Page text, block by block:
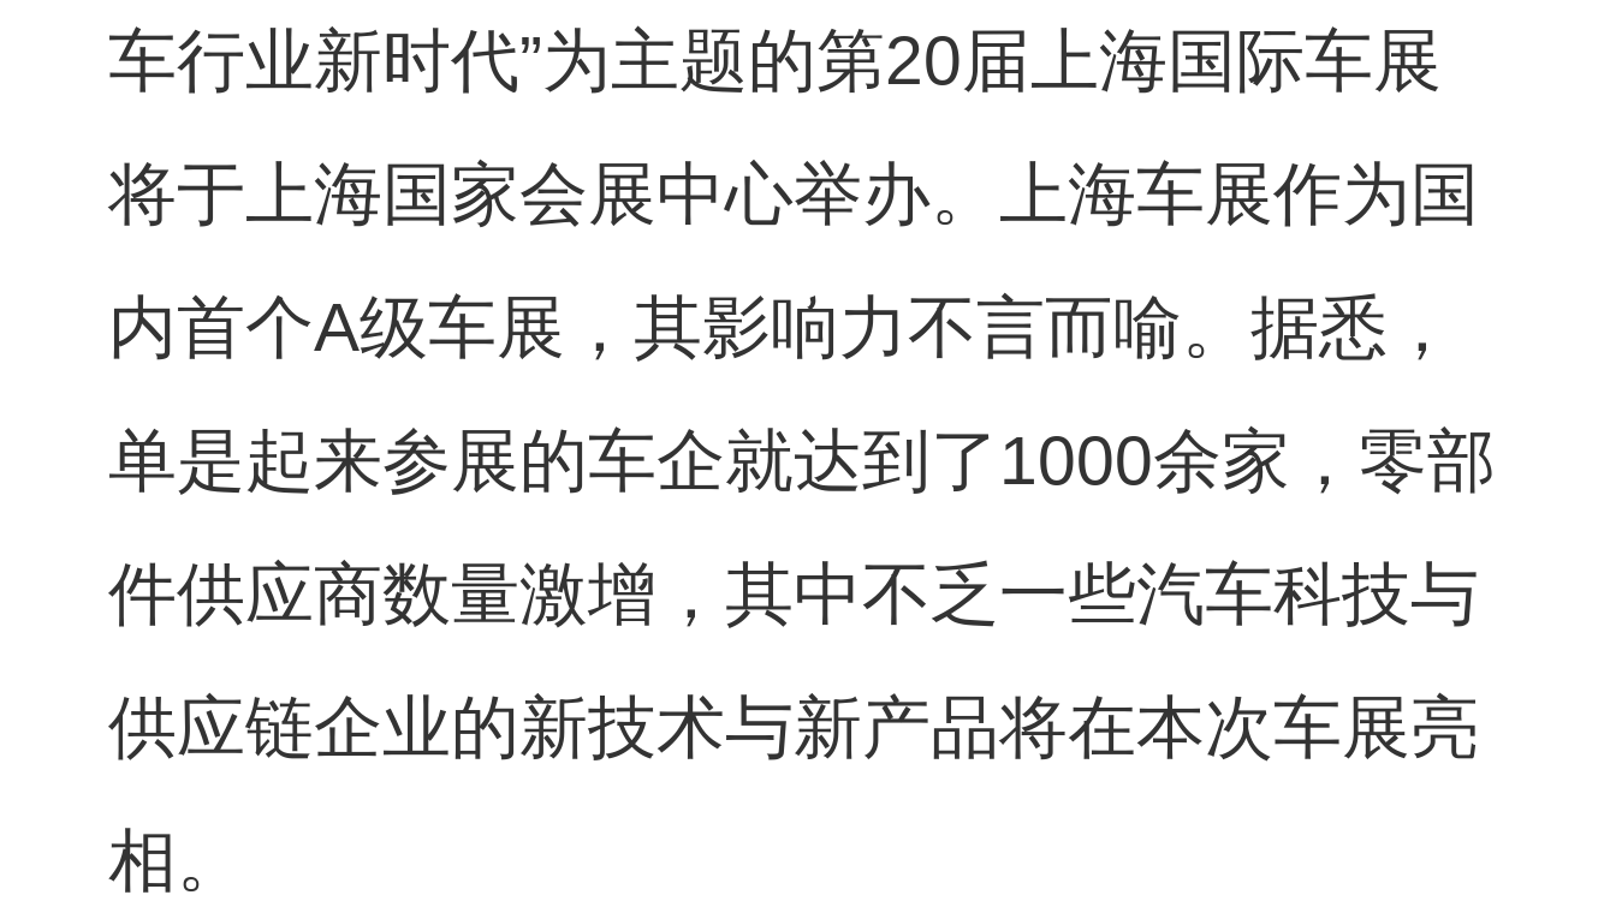
车行业新时代”为主题的第20届上海国际车展
将于上海国家会展中心举办。上海车展作为国
内首个A级车展，其影响力不言而喻。据悉，
单是起来参展的车企就达到了1000余家，零部
件供应商数量激增，其中不乏一些汽车科技与
供应链企业的新技术与新产品将在本次车展亮
相。